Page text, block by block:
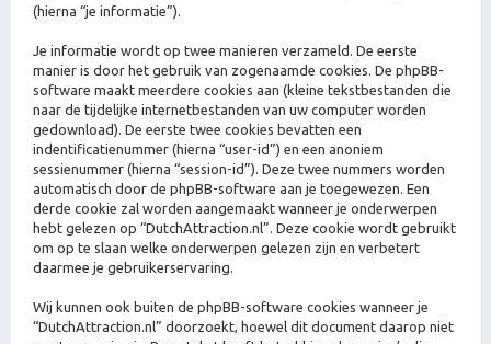
(hierna “je informatie”).
Je informatie wordt op twee manieren verzameld. De eerste
manier is door het gebruik van zogenaamde cookies. De phpBB-
software maakt meerdere cookies aan (kleine tekstbestanden die
naar de tijdelijke internetbestanden van uw computer worden
gedownload). De eerste twee cookies bevatten een
indentificatienummer (hierna “user-id”) en een anoniem
sessienummer (hierna “session-id”). Deze twee nummers worden
automatisch door de phpBB-software aan je toegewezen. Een
derde cookie zal worden aangemaakt wanneer je onderwerpen
hebt gelezen op “DutchAttraction.nl”. Deze cookie wordt gebruikt
om op te slaan welke onderwerpen gelezen zijn en verbetert
daarmee je gebruikerservaring.
Wij kunnen ook buiten de phpBB-software cookies wanneer je
“DutchAttraction.nl” doorzoekt, hoewel dit document daarop niet